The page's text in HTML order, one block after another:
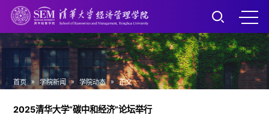
首页 » 学院新闻 » 学院动态 » 正文
2025清华大学“碳中和经济”论坛举行